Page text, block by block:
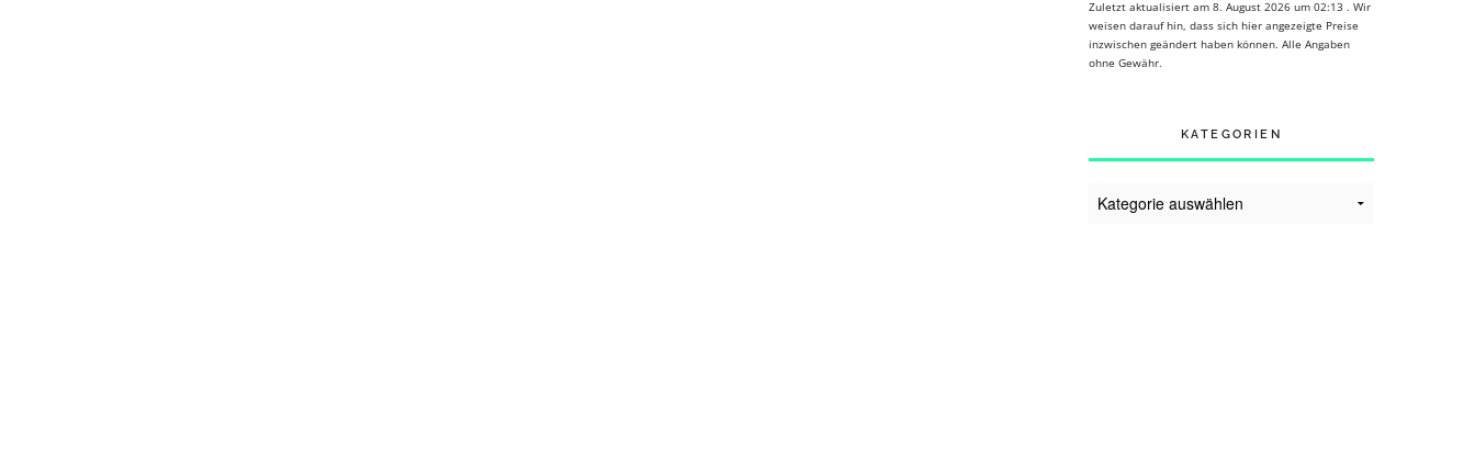
Zuletzt aktualisiert am 8. August 2026 um 02:13 . Wir
weisen darauf hin, dass sich hier angezeigte Preise
inzwischen geändert haben können. Alle Angaben
ohne Gewähr.
KATEGORIEN
Kategorien